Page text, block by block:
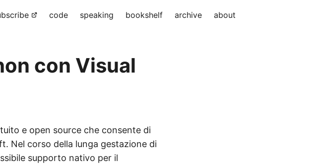
code speaking bookshelf archive about
con Visual
e open source che consente di
Nel corso della lunga gestazione di
supporto nativo per il